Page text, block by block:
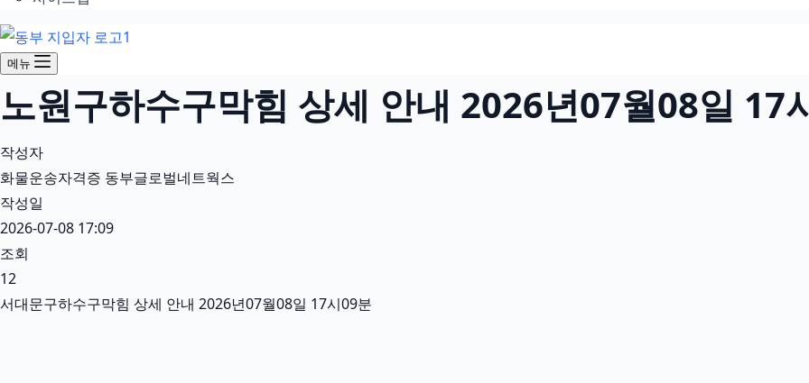
메뉴
노원구하수구막힘 상세 안내 2026년07월08일 17
작성자
화물운송자격증 동부글로벌네트웍스
작성일
2026-07-08 17:09
조회
12
서대문구하수구막힘 상세 안내 2026년07월08일 17시09분